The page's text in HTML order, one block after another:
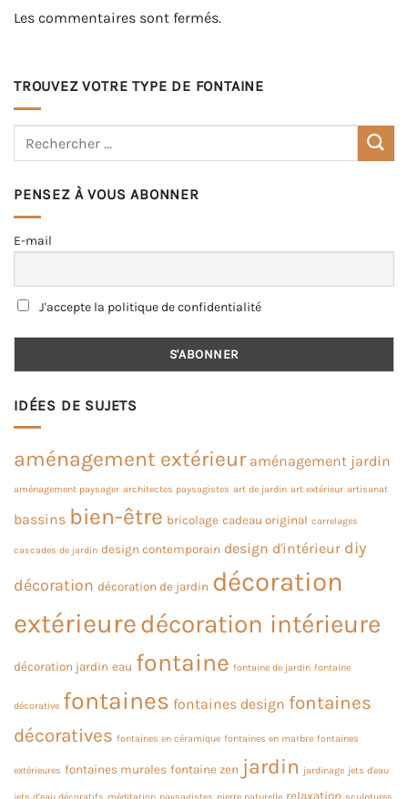
Les commentaires sont fermés.
TROUVEZ VOTRE TYPE DE FONTAINE
PENSEZ À VOUS ABONNER
E-mail
J'accepte la politique de confidentialité
IDÉES DE SUJETS
aménagement extérieur aménagement jardin
aménagement paysager architectes paysagistes art de jardin art extérieur artisanat
bassins bien-être bricolage cadeau original carrelages
cascades de jardin design contemporain design d'intérieur diy
décoration décoration de jardin décoration
extérieuredécoration intérieure
décoration jardin eau fontaine fontaine de jardin fontaine
décorative fontaines fontaines design fontaines
décoratives fontaines en céramique fontaines en marbre fontaines
extérieures fontaines murales fontaine zen jardin jardinage jets d'eau
relaxation